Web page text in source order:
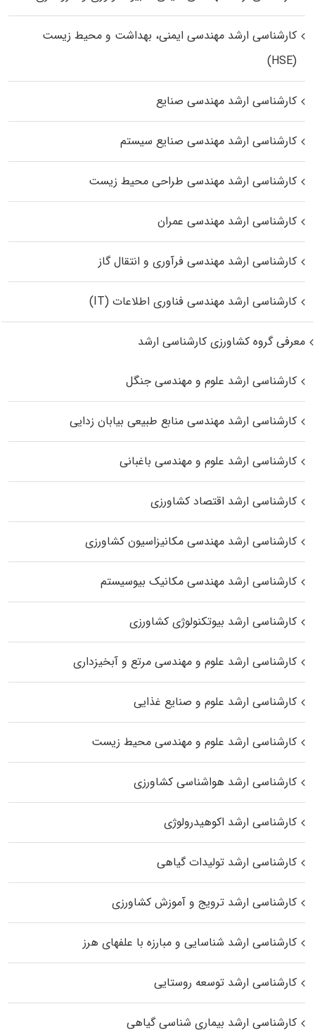
کارشناسی ارشد مهندسی ایمنی، بهداشت و محیط زیست
(HSE)
کارشناسی ارشد مهندسی صنایع
کارشناسی ارشد مهندسی صنایع سیستم
کارشناسی ارشد مهندسی طراحی محیط زیست
کارشناسی ارشد مهندسی عمران
کارشناسی ارشد مهندسی فرآوری و انتقال گاز
کارشناسی ارشد مهندسی فناوری اطلاعات (IT)
معرفی گروه کشاورزی کارشناسی ارشد
کارشناسی ارشد علوم و مهندسی جنگل
کارشناسی ارشد مهندسی منابع طبیعی بیابان زدایی
کارشناسی ارشد علوم و مهندسی باغبانی
کارشناسی ارشد اقتصاد کشاورزی
کارشناسی ارشد مهندسی مکانیزاسیون کشاورزی
کارشناسی ارشد مهندسی مکانیک بیوسیستم
کارشناسی ارشد بیوتکنولوژی کشاورزی
کارشناسی ارشد علوم و مهندسی مرتع و آبخیزداری
کارشناسی ارشد علوم و صنایع غذایی
کارشناسی ارشد علوم و مهندسی محیط زیست
کارشناسی ارشد هواشناسی کشاورزی
کارشناسی ارشد اکوهیدرولوژی
کارشناسی ارشد تولیدات گیاهی
کارشناسی ارشد ترویج و آموزش کشاورزی
کارشناسی ارشد شناسایی و مبارزه با علفهای هرز
کارشناسی ارشد توسعه روستایی
کارشناسی ارشد بیماری‌ شناسی گیاهی